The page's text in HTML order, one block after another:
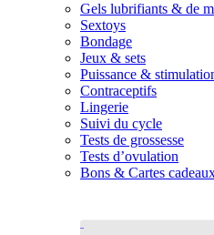
Gels lubrifiants & de
Sextoys
Bondage
Jeux & sets
Puissance &
Contraceptifs
Lingerie
Suivi du cycle
Tests de grossesse
Tests d’ovulation
Bons & Cartes